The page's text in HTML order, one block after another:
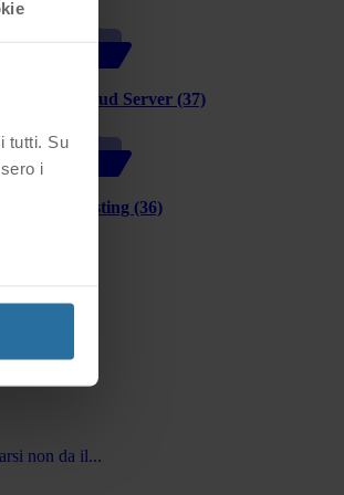
tutti. Su
i
Cloud Server (37)
Hosting (36)
non da il...